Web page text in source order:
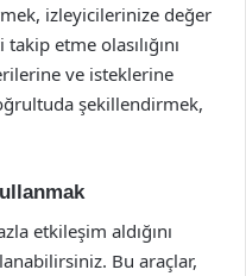
izleyicilerinize değer
etme olasılığını
ve isteklerine
şekillendirmek,
etkileşim aldığını
Bu araçlar,